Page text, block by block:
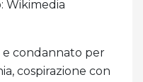
Wikimedia
condannato per
cospirazione con